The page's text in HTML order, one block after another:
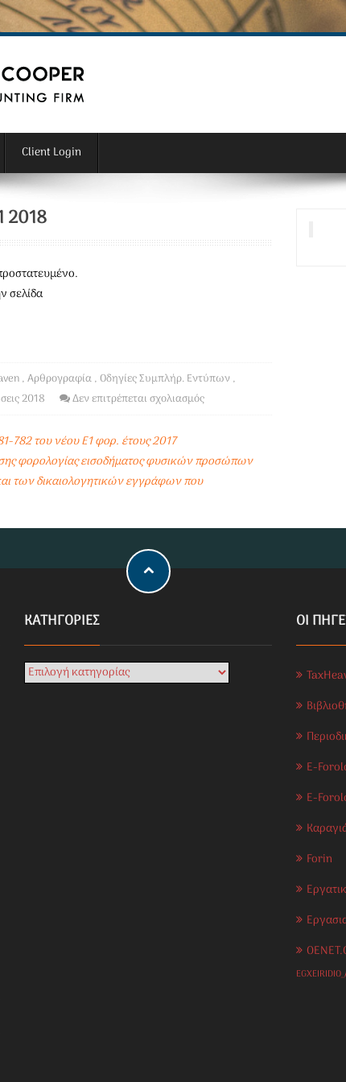
Client Login
2018
σελίδα
,Αρθρογραφία, Οδηγίες Συμπλήρ. Εντύπων,
2018 Δεν επιτρέπεται σχολιασμός
782 του νέου Ε1 φορ. έτους 2017
φορολογίας εισοδήματος φυσικών προσώπων
των δικαιολογητικών εγγράφων που
KΑΤΗΓΟΡΊΕΣ ΟΙ
E-
E-
Forin